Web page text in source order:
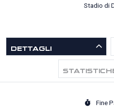
Stadio di
DETTAGLI
Fine